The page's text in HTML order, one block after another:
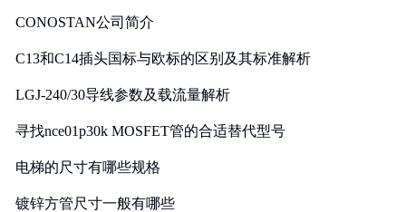
CONOSTAN公司简介
C13和C14插头国标与欧标的区别及其标准解析
LGJ-240/30导线参数及载流量解析
寻找nce01p30k MOSFET管的合适替代型号
电梯的尺寸有哪些规格
镀锌方管尺寸一般有哪些